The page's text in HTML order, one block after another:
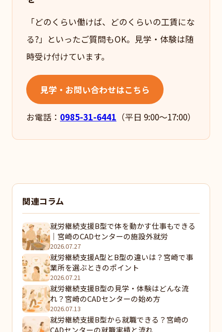
「どのくらい働けば、どのくらいの工賃にな
る?」といったご質問もOK。見学・体験は随
時受け付けています。
見学・お問い合わせはこちら
お電話： 0985-31-6441 （平日 9:00〜17:00）
関連コラム
就労継続支援B型で体を動かす仕事もできる
｜宮崎のCADセンターの施設外就労
2026.07.27
就労継続支援A型とB型の違いは？宮崎で事
業所を選ぶときのポイント
2026.07.21
就労継続支援B型の見学・体験はどんな流
れ？宮崎のCADセンターの始め方
2026.07.13
就労継続支援B型から就職できる？宮崎の